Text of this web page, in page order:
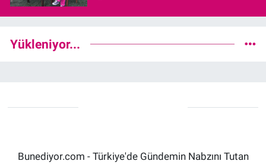
Yükleniyor...
Bunediyor.com - Türkiye'de Gündemin Nabzını Tutan